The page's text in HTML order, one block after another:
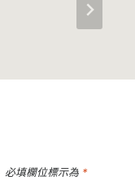
必填欄位標示為 *